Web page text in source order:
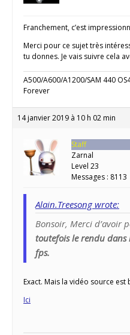
Franchement, c’est
Merci pour ce sujet très
tu donnes. Je vais suivre cela
A500/A600/A1200/SAM 440
Forever
14 janvier 2019 à 10 h 02 min
Staff
Zarnal
Level 23
Messages : 8113
Alain.Treesong wrote:
Bonsoir, Merci d’avoir
toutefois le rendu dans
fps.
Exact. Mais la vidéo source est
Ici